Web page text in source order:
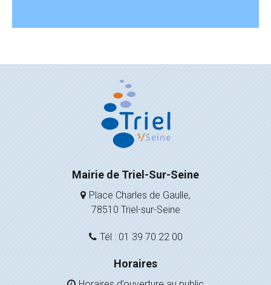
Mairie de Triel-Sur-Seine
Place Charles de Gaulle,
78510 Triel-sur-Seine
Tél : 01 39 70 22 00
Horaires